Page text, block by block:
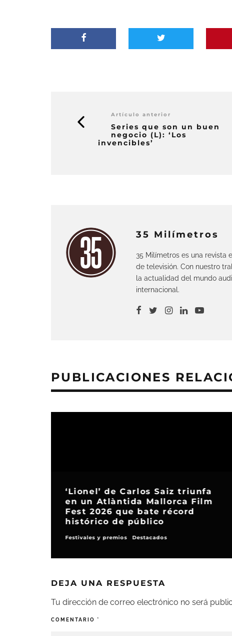
Artículo anterior
Series que son un buen
negocio (L): ‘Los
invencibles’
35 Milímetros
35 Milímetros es una revista
de televisión. Con nuestro
la actualidad del mundo
internacional.
PUBLICACIONES
‘Lionel’ de Carlos Saiz triunfa
en un Atlàntida Mallorca Film
Fest 2026 que bate récord
histórico de público
Festivales y premios Destacados
DEJA UNA RESPUESTA
Tu dirección de correo electrónico no será
COMENTARIO *